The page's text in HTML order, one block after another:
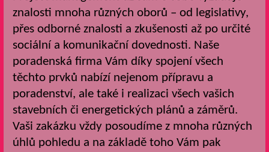
znalosti mnoha různých oborů – od legislativy,
přes odborné znalosti a zkušenosti až po určité
sociální a komunikační dovednosti. Naše
poradenská firma Vám díky spojení všech
těchto prvků nabízí nejenom přípravu a
poradenství, ale také i realizaci všech vašich
stavebních či energetických plánů a záměrů.
Vaši zakázku vždy posoudíme z mnoha různých
úhlů pohledu a na základě toho Vám pak